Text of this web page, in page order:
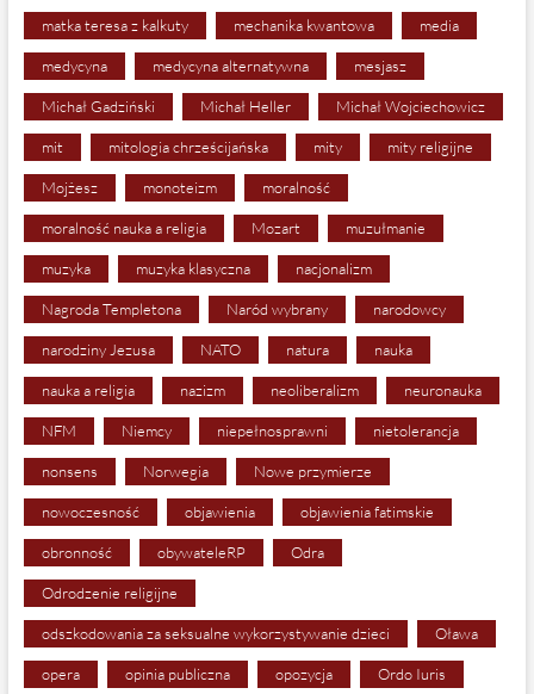
matka teresa z kalkuty mechanika kwantowa media
medycyna medycyna alternatywna mesjasz
Michał Gadziński Michał Heller Michał Wojciechowicz
mit mitologia chrześcijańska mity mity religijne
Mojżesz monoteizm moralność
moralność nauka a religia Mozart muzułmanie
muzyka muzyka klasyczna nacjonalizm
Nagroda Templetona Naród wybrany narodowcy
narodziny Jezusa NATO natura nauka
nauka a religia nazizm neoliberalizm neuronauka
NFM Niemcy niepełnosprawni nietolerancja
nonsens Norwegia Nowe przymierze
nowoczesność objawienia objawienia fatimskie
obronność obywateleRP Odra
Odrodzenie religijne
odszkodowania za seksualne wykorzystywanie dzieci Oława
opera opinia publiczna opozycja Ordo Iuris